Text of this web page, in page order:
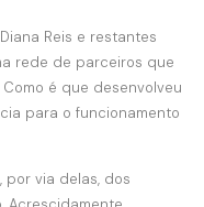
Reis e restantes
rede de parceiros que
é que desenvolveu
para o funcionamento
por via delas, dos